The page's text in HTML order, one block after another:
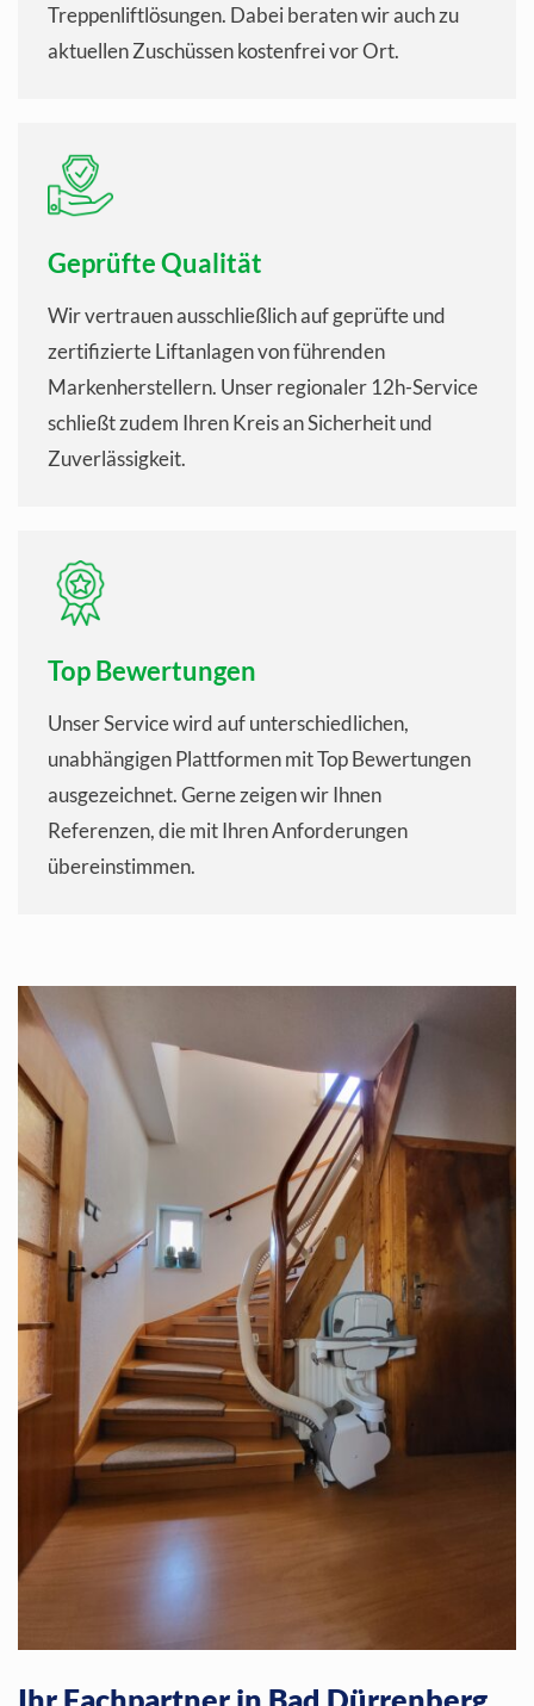
Treppenliftlösungen. Dabei beraten wir auch zu
aktuellen Zuschüssen kostenfrei vor Ort.
Geprüfte Qualität
Wir vertrauen ausschließlich auf geprüfte und
zertifizierte Liftanlagen von führenden
Markenherstellern. Unser regionaler 12h-Service
schließt zudem Ihren Kreis an Sicherheit und
Zuverlässigkeit.
Top Bewertungen
Unser Service wird auf unterschiedlichen,
unabhängigen Plattformen mit Top Bewertungen
ausgezeichnet. Gerne zeigen wir Ihnen
Referenzen, die mit Ihren Anforderungen
übereinstimmen.